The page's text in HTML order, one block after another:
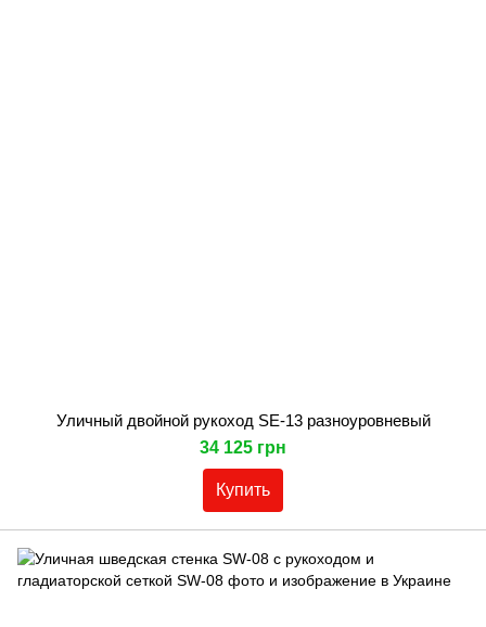
Уличный двойной рукоход SE-13 разноуровневый
34 125 грн
Купить